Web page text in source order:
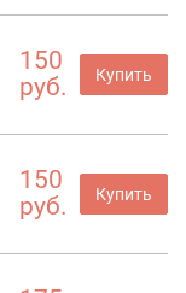
150
руб.
Купить
150
руб.
Купить